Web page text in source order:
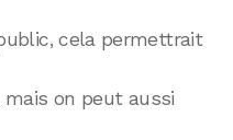
cela permettrait
mais on peut aussi